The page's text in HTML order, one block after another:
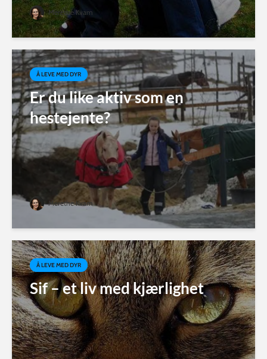
Merethe Kvam
Å LEVE MED DYR
Er du like aktiv som en
hestejente?
Merethe Kvam
Å LEVE MED DYR
Sif – et liv med kjærlighet